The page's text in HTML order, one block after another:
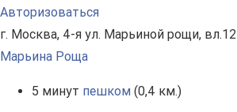
Авторизоваться
г. Москва, 4-я ул. Марьиной рощи, вл.12
Марьина Роща
5 минут пешком (0,4 км.)